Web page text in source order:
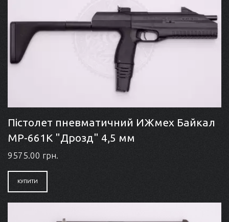
Пістолет пневматичний ИЖмех Байкал
МР-661К "Дрозд" 4,5 мм
9575.00 грн.
КУПИТИ